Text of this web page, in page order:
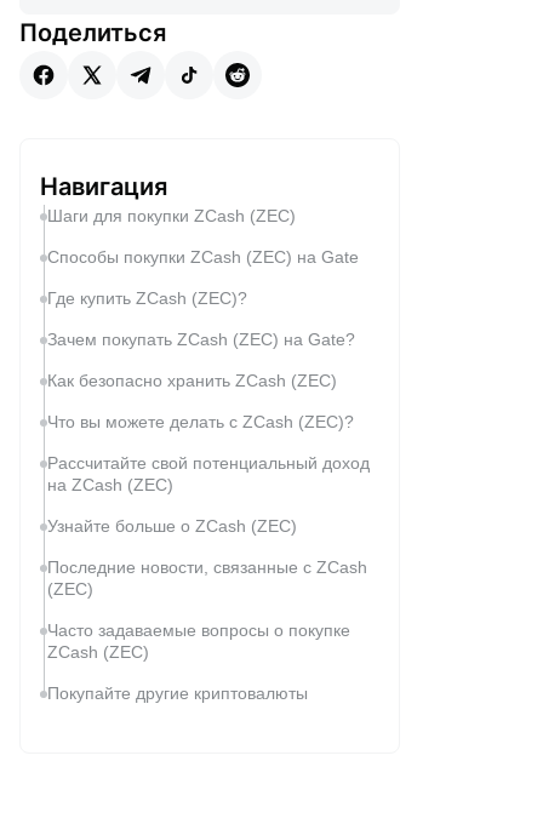
Поделиться
Навигация
Шаги для покупки ZCash (ZEC)
Способы покупки ZCash (ZEC) на Gate
Где купить ZCash (ZEC)?
Зачем покупать ZCash (ZEC) на Gate?
Как безопасно хранить ZCash (ZEC)
Что вы можете делать с ZCash (ZEC)?
Рассчитайте свой потенциальный доход
на ZCash (ZEC)
Узнайте больше о ZCash (ZEC)
Последние новости, связанные с ZCash
(ZEC)
Часто задаваемые вопросы о покупке
ZCash (ZEC)
Покупайте другие криптовалюты